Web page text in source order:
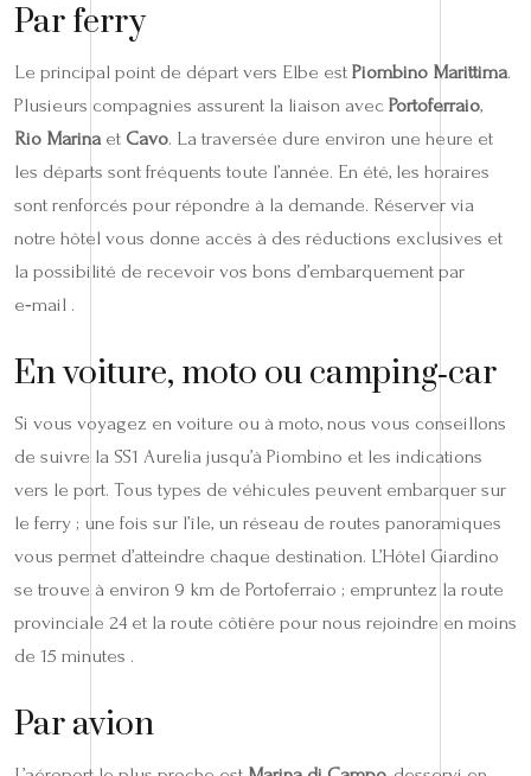
Par ferry
Le principal point de départ vers Elbe est Piombino Marittima.
Plusieurs compagnies assurent la liaison avec Portoferraio,
Rio Marinaet Cavo. La traversée dure environ une heure et
les départs sont fréquents toute l’année. En été, les horaires
sont renforcés pour répondre à la demande. Réserver via
notre hôtel vous donne accès à des réductions exclusives et
la possibilité de recevoir vos bons d’embarquement par
e‑mail .
En voiture, moto ou camping‑car
Si vous voyagez en voiture ou à moto, nous vous conseillons
de suivre la SS1 Aurelia jusqu’à Piombino et les indications
vers le port. Tous types de véhicules peuvent embarquer sur
le ferry ; une fois sur l’île, un réseau de routes panoramiques
vous permet d’atteindre chaque destination. L’Hôtel Giardino
se trouve à environ 9 km de Portoferraio ; empruntez la route
provinciale 24 et la route côtière pour nous rejoindre en moins
de 15 minutes .
Par avion